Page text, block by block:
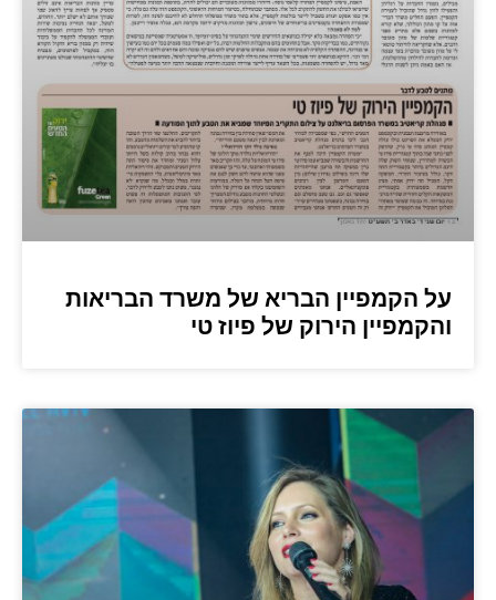
על הקמפיין הבריא של משרד הבריאות
והקמפיין הירוק של פיוז טי